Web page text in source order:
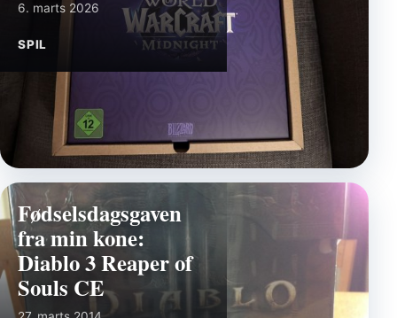
6. marts 2026
SPIL
Fødselsdagsgaven
fra min kone:
Diablo 3 Reaper of
Souls CE